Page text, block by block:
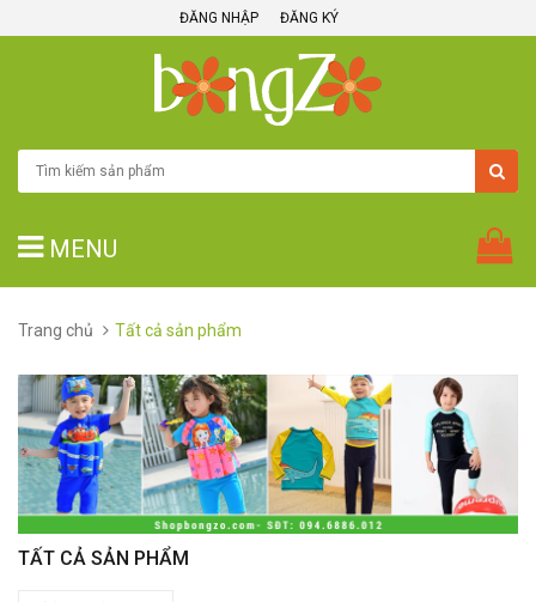
ĐĂNG NHẬP ĐĂNG KÝ
MENU
Trang chủ Tất cả sản phẩm
TẤT CẢ SẢN PHẨM